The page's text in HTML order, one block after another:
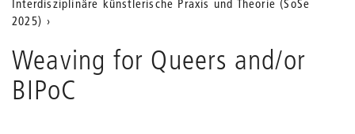
der
Webseite
Interdisziplinäre künstlerische Praxis und Theorie (SoSe
2025)
Weaving for Queers and/or
BIPoC